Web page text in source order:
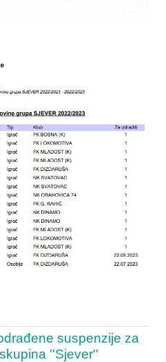
suspenzije za
''Sjever''